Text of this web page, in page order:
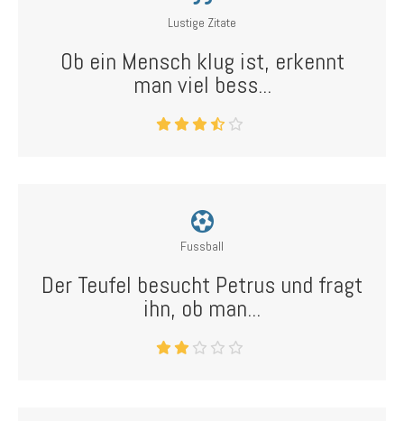
Lustige Zitate
Ob ein Mensch klug ist, erkennt
man viel bess...
Fussball
Der Teufel besucht Petrus und fragt
ihn, ob man...